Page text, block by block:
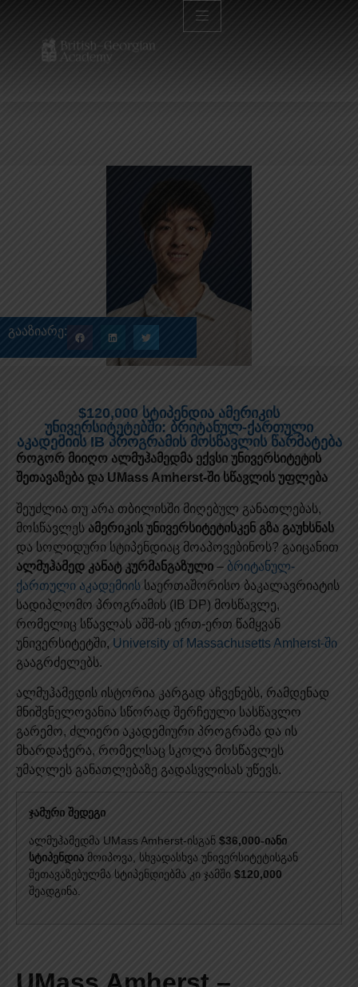
გააზიარე:
$120,000 სტიპენდია ამერიკის
უნივერსიტეტებში: ბრიტანულ-ქართული
აკადემიის IB პროგრამის მოსწავლის წარმატება
როგორ მიიღო ალმუჰამედმა ექვსი უნივერსიტეტის
შეთავაზება და UMass Amherst-ში სწავლის უფლება
შეუძლია თუ არა თბილისში მიღებულ განათლებას,
მოსწავლეს ამერიკის უნივერსიტეტისკენ გზა გაუხსნას
და სოლიდური სტიპენდიაც მოაპოვებინოს? გაიცანით
ალმუჰამედ კანატ კურმანგაზული – ბრიტანულ-
ქართული აკადემიის საერთაშორისო ბაკალავრიატის
სადიპლომო პროგრამის (IB DP) მოსწავლე,
რომელიც სწავლას აშშ-ის ერთ-ერთ წამყვან
უნივერსიტეტში, University of Massachusetts Amherst-ში
გააგრძელებს.
ალმუჰამედის ისტორია კარგად აჩვენებს, რამდენად
მნიშვნელოვანია სწორად შერჩეული სასწავლო
გარემო, ძლიერი აკადემიური პროგრამა და ის
მხარდაჭერა, რომელსაც სკოლა მოსწავლეს
უმაღლეს განათლებაზე გადასვლისას უწევს.
ჯამური შედეგი
ალმუჰამედმა UMass Amherst-ისგან $36,000-იანი
სტიპენდია მოიპოვა, სხვადასხვა უნივერსიტეტისგან
შეთავაზებულმა სტიპენდიებმა კი ჯამში $120,000
შეადგინა.